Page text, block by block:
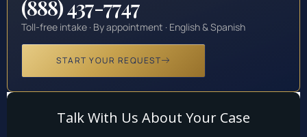
(888) 437-7747
Toll-free intake · By appointment · English & Spanish
START YOUR REQUEST